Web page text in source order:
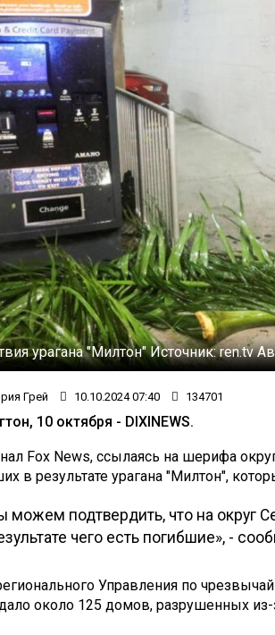
урагана "Милтон"Источник:ren.tv
Грей 10.10.2024 07:40 134701
10 октября - DIXINEWS.
Fox News, ссылаясь на шерифа
в результате урагана "Милтон",
можем подтвердить, что на округ
чего есть погибшие», -
Управления по
около 125 домов, разрушенных